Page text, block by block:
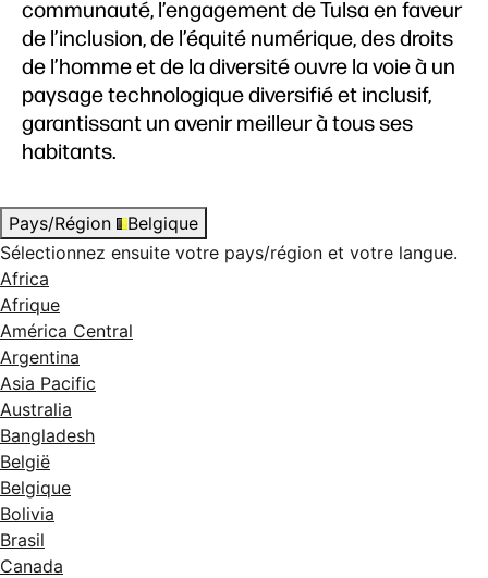
communauté, l’engagement de Tulsa en faveur
de l’inclusion, de l’équité numérique, des droits
de l’homme et de la diversité ouvre la voie à un
paysage technologique diversifié et inclusif,
garantissant un avenir meilleur à tous ses
habitants.
Pays/Région
Belgique
Sélectionnez ensuite votre pays/région et votre langue.
Africa
Afrique
América Central
Argentina
Asia Pacific
Australia
Bangladesh
België
Belgique
Bolivia
Brasil
Canada